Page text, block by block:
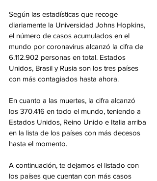
Según las estadísticas que recoge
diariamente la Universidad Johns Hopkins,
el número de casos acumulados en el
mundo por coronavirus alcanzó la cifra de
6.112.902 personas en total. Estados
Unidos, Brasil y Rusia son los tres países
con más contagiados hasta ahora.
En cuanto a las muertes, la cifra alcanzó
los 370.416 en todo el mundo, teniendo a
Estados Unidos, Reino Unido e Italia arriba
en la lista de los países con más decesos
hasta el momento.
A continuación, te dejamos el listado con
los países que cuentan con más casos